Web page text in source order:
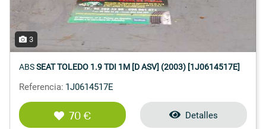
3
ABSSEAT TOLEDO 1.9 TDI 1M [D ASV] (2003) [1J0614517E]
Referencia: 1J0614517E
70 € Detalles